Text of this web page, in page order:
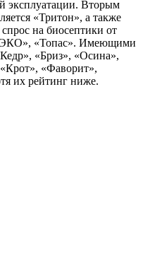
эксплуатации. Вторым
«Тритон», а также
на биосептики от
«Топас». Имеющими
«Бриз», «Осина»,
«Фаворит»,
их рейтинг ниже.